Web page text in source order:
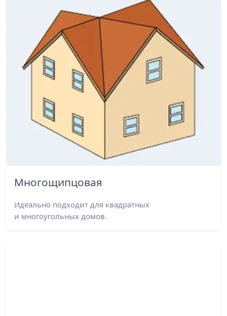
Многощипцовая
Идеально подходит для квадратных
и многоугольных домов.